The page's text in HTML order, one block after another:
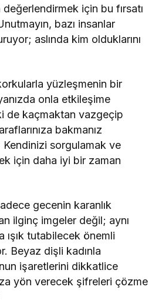
için bu fırsatı
bazı insanlar
aslında kim olduklarını
yüzleşmenin bir
onla etkileşime
de kaçmaktan vazgeçip
bakmanız
sorgulamak ve
için daha iyi bir zaman
gecenin karanlık
ilginç imgeler değil; aynı
ışık tutabilecek önemli
Beyaz dişli kadınla
işaretlerini dikkatlice
yön verecek şifreleri çözme